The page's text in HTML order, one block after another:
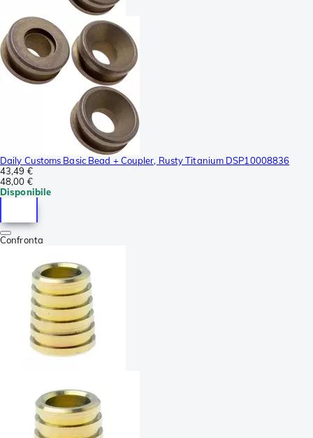
Daily Customs Basic Bead + Coupler, Rusty Titanium DSP10008836
43,49 €
48,00 €
Disponibile
Confronta